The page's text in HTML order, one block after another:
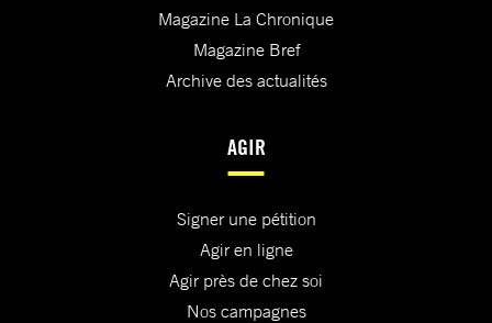
Magazine La Chronique
Magazine Bref
Archive des actualités
AGIR
Signer une pétition
Agir en ligne
Agir près de chez soi
Nos campagnes